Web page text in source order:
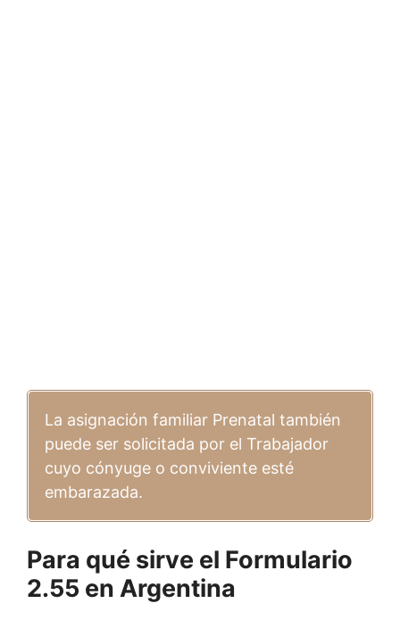
La asignación familiar Prenatal también
puede ser solicitada por el Trabajador
cuyo cónyuge o conviviente esté
embarazada.
Para qué sirve el Formulario
2.55 en Argentina